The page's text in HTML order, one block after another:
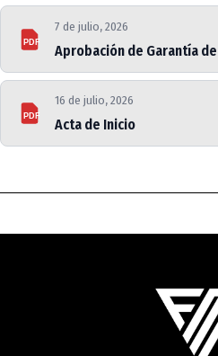
PDF
7 de julio, 2026
Aprobación de Garantía
PDF
16 de julio, 2026
Acta de Inicio